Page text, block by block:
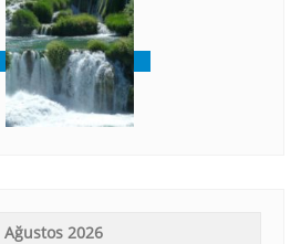
Ağustos 2026